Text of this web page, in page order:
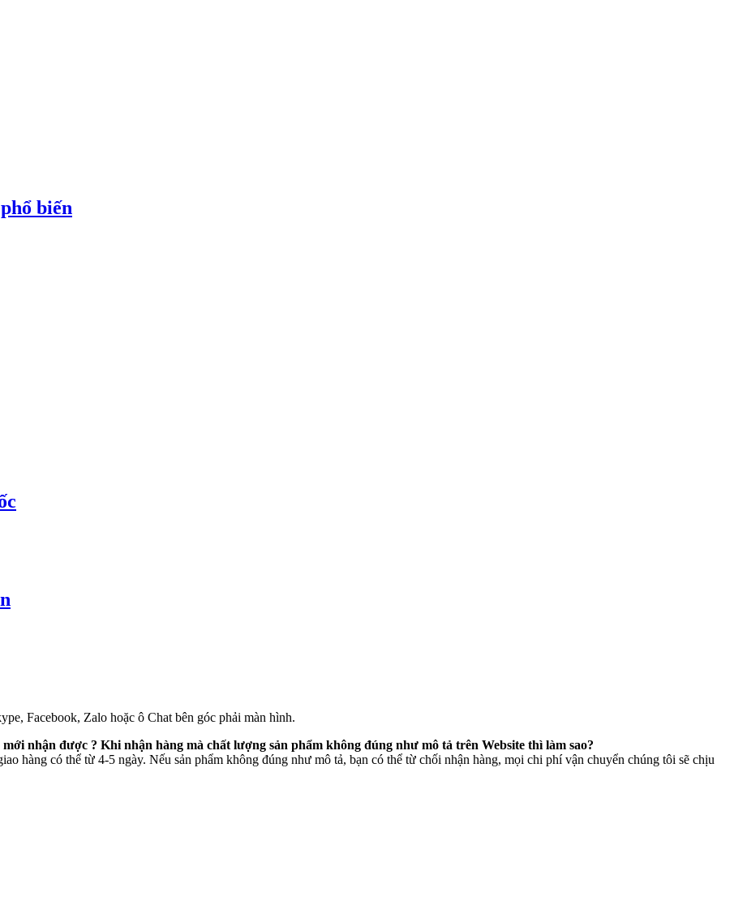
biến
Facebook, Zalo hoặc ô Chat bên góc phải màn hình.
nhận được ? Khi nhận hàng mà chất lượng sản phẩm không đúng như mô tả trên Website thì làm sao?
hàng có thể từ 4-5 ngày. Nếu sản phẩm không đúng như mô tả, bạn có thể từ chối nhận hàng, mọi chi phí vận chuyển chúng tôi sẽ chịu